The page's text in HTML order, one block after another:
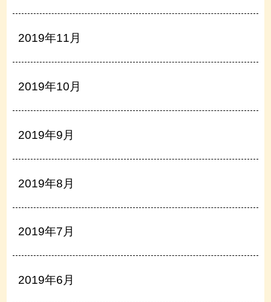
2019年11月
2019年10月
2019年9月
2019年8月
2019年7月
2019年6月